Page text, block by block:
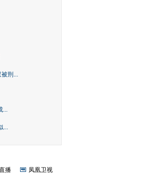
刑...
...
...
播
凤凰卫视